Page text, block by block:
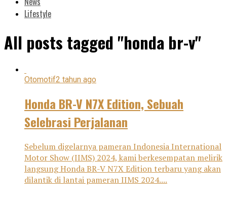
Lifestyle
All posts tagged "honda br-v"
Otomotif2 tahun ago
Honda BR-V N7X Edition, Sebuah
Selebrasi Perjalanan
Sebelum digelarnya pameran Indonesia International
Motor Show (IIMS) 2024, kami berkesempatan melirik
langsung Honda BR-V N7X Edition terbaru yang akan
dilantik di lantai pameran IIMS 2024....